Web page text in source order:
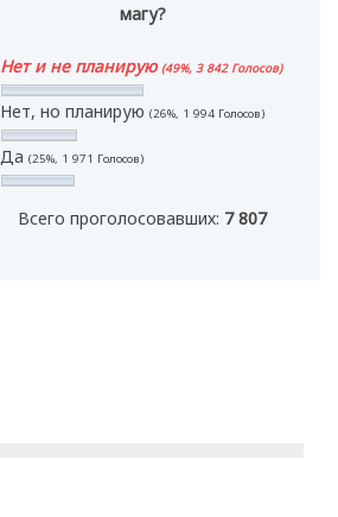
магу?
Нет и не планирую(49%, 3 842 Голосов)
Нет, но планирую (26%, 1 994 Голосов)
Да (25%, 1 971 Голосов)
Всего проголосовавших: 7 807